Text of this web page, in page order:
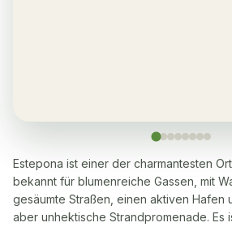
✓ Waschmaschine
✓ Geschirrspüler
Ja
Estepona ist einer der charmantesten
bekannt für blumenreiche Gassen, mit
gesäumte Straßen, einen aktiven Hafen
aber unhektische Strandpromenade. Es